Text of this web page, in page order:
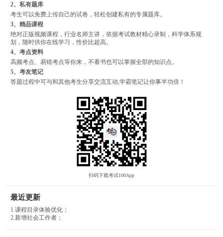
2、私有题库
考生可以免费上传自己的试卷，轻松创建私有的专属题库。
3、精品课程
绝对正版视频课程，行业名师主讲，依据考试教材精心录制，科学体系规
划，随时供你在线学习，性价比超高。
4、考点资料
高频考点、易错考点等你来，不看书也可以掌握全部的知识点。
5、考友笔记
答题过程中可与和其他考生分享交流互动,学霸笔记让你事半功倍！
扫码下载考试100App
最近更新
1.课程目录体验优化；
2.新增社会工作者；